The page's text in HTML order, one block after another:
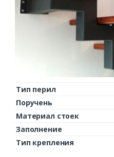
Тип перил
Поручень
Материал стоек
Заполнение
Тип крепления